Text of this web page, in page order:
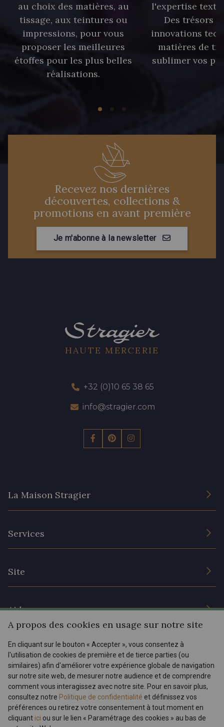
au choix des matières, au
tissage, aux teintures ou
impressions, pour vous
proposer les meilleures
étoffes pour les plus belles
réalisations.
l'expertise
Des trésors
innovations
matières de
sublimer vos
Recevez nos dernières
découvertes, collections &
promotions en avant première
Je m'abonne à la newsletter
HAUTE MERCERIE
+32 (0)10 65 38 65
info@stragier.com
La Maison Stragier
Services
Site
Prix réduits
Aide
Livraison : France, Belgique, International
Retours & réclamations
FAQ - Questions fréquentes
Modes de paiements
Menu
Tous nos tissus
Magazine
FR EN
A propos des cookies en usage sur notre site
En cliquant sur le bouton « Accepter », vous consentez à
l'utilisation de cookies de première et de tierce parties (ou
similaires) afin d'améliorer votre expérience globale de navigation
sur notre site web, de mesurer notre audience et de comprendre
comment vous interagissez avec notre site. Pour en savoir plus,
consultez notre Politique de confidentialité et définissez vos
préférences ou retirez votre consentement à tout moment en
cliquant ici ou sur le lien « Paramétrage des cookies » au bas de